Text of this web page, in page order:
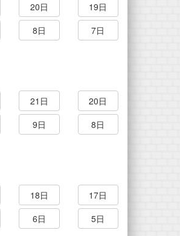
20日
19日
8日
7日
21日
20日
9日
8日
18日
17日
6日 5日